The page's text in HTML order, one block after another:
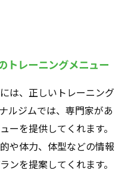
トレーニングメニュー
は、正しいトレーニング
ルジムでは、専門家があ
ーを提供してくれます。
や体力、体型などの情報
ンを提案してくれます。